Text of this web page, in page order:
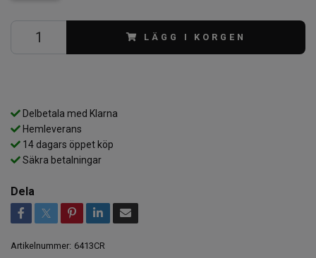
LÄGG I KORGEN
Delbetala med Klarna
Hemleverans
14 dagars öppet köp
Säkra betalningar
Dela
Artikelnummer: 6413CR